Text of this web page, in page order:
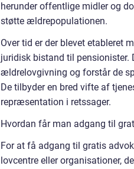
herunder offentlige midler og
støtte ældrepopulationen.
Over tid er der blevet etableret
juridisk bistand til pensionister.
ældrelovgivning og forstår de
De tilbyder en bred vifte af
repræsentation i retssager.
Hvordan får man adgang til
For at få adgang til gratis
lovcentre eller organisationer,